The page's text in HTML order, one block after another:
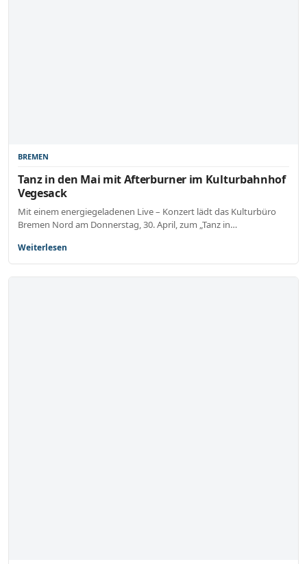
BREMEN
Tanz in den Mai mit Afterburner im Kulturbahnhof
Vegesack
Mit einem energiegeladenen Live – Konzert lädt das Kulturbüro
Bremen Nord am Donnerstag, 30. April, zum „Tanz in…
Weiterlesen